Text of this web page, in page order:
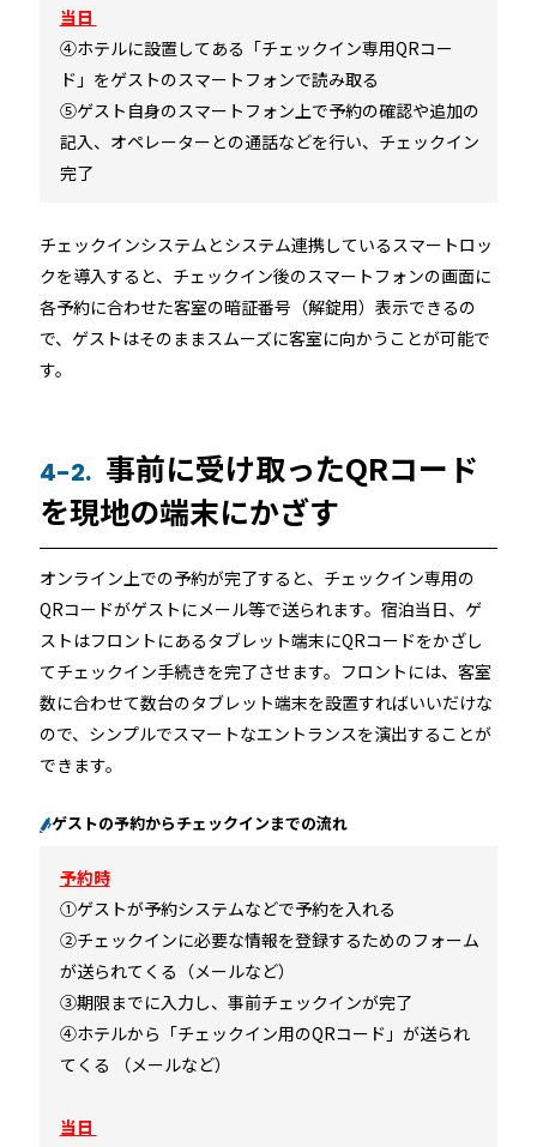
当日
④ホテルに設置してある「チェックイン専用QRコー
ド」をゲストのスマートフォンで読み取る
⑤ゲスト自身のスマートフォン上で予約の確認や追加の
記入、オペレーターとの通話などを行い、チェックイン
完了
チェックインシステムとシステム連携しているスマートロッ
クを導入すると、チェックイン後のスマートフォンの画面に
各予約に合わせた客室の暗証番号（解錠用）表示できるの
で、ゲストはそのままスムーズに客室に向かうことが可能で
す。
4-2. 事前に受け取ったQRコード
を現地の端末にかざす
オンライン上での予約が完了すると、チェックイン専用の
QRコードがゲストにメール等で送られます。宿泊当日、ゲ
ストはフロントにあるタブレット端末にQRコードをかざし
てチェックイン手続きを完了させます。フロントには、客室
数に合わせて数台のタブレット端末を設置すればいいだけな
ので、シンプルでスマートなエントランスを演出することが
できます。
ゲストの予約からチェックインまでの流れ
予約時
①ゲストが予約システムなどで予約を入れる
②チェックインに必要な情報を登録するためのフォーム
が送られてくる（メールなど）
③期限までに入力し、事前チェックインが完了
④ホテルから「チェックイン用のQRコード」が送られ
てくる （メールなど）
当日